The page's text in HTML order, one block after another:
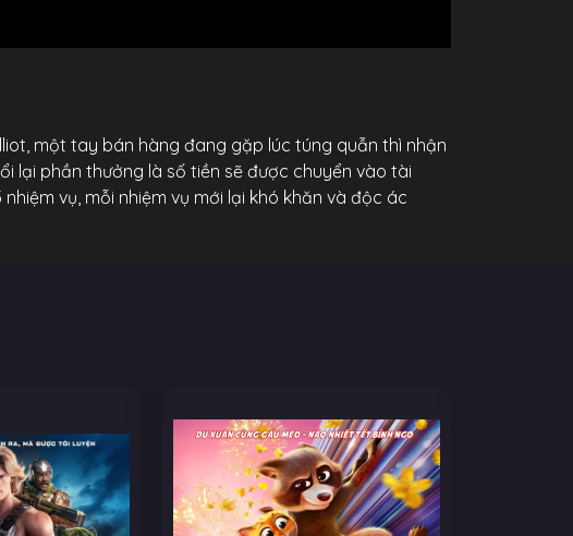
một tay bán hàng đang gặp lúc túng quẫn thì nhận
lại phần thưởng là số tiền sẽ được chuyển vào tài
vụ, mỗi nhiệm vụ mới lại khó khăn và độc ác